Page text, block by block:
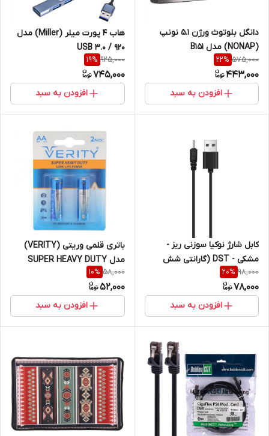
دانگل بلوتوث ورژن 5.1 نونپ
(NONAP) مدل B151
575,000
22%
443,000
افزودن به سبد
هاب 4 پورت میلر (Miller) مدل
920 / USB 3.0
925,000
19%
745,000
افزودن به سبد
کابل شارژ نوکیا سوزنی ریز -
مشکی - DST (گارانتی شش
ماهه)
98,000
20%
78,000
افزودن به سبد
باتری قلمی وریتی (VERITY)
مدل SUPER HEAVY DUTY
R6P-S X2 (کارتی 2 تایی)
58,000
10%
52,000
افزودن به سبد